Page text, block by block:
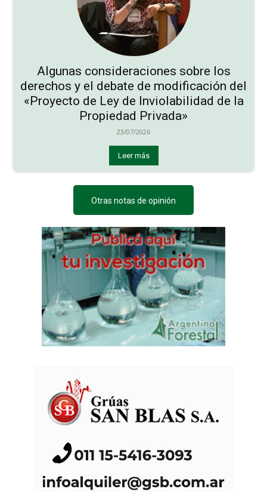
Algunas consideraciones sobre los
derechos y el debate de modificación del
«Proyecto de Ley de Inviolabilidad de la
Propiedad Privada»
23/07/2026
Leer más
Otras notas de opinión